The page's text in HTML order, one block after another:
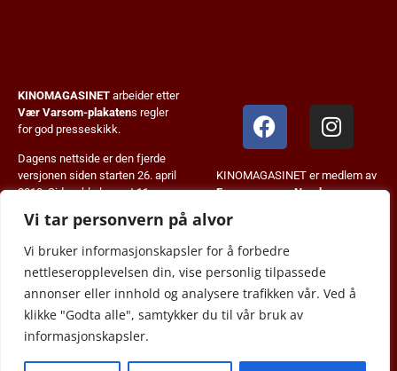
Vi tar personvern på alvor
Vi bruker informasjonskapsler for å forbedre
nettleseropplevelsen din, vise personlig tilpassede
annonser eller innhold og analysere trafikken vår. Ved å
klikke "Godta alle", samtykker du til vår bruk av
informasjonskapsler.
KINOMAGASINET arbeider etter
Vær Varsom-plakatens regler
for god presseskikk.
Dagens nettside er den fjerde
versjonen siden starten 26. april
2013. Siden ble lansert 11.
innført i august 2023.
© 2013-2026 JB Forlag.
og kan ikke gjengis uten
tillatelse.
KINOMAGASINET er medlem av
FagpressenogNorsk